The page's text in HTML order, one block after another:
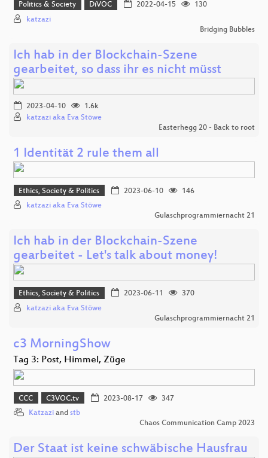
Politics & Society DiVOC 2022-04-15
130
katzazi
Bridging Bubbles
Ich hab in der Blockchain-Szene
gearbeitet, so dass ihr es nicht müsst
2023-04-10
1.6k
katzazi aka Eva Stöwe
Easterhegg 20 - Back to root
1 Identität 2 rule them all
Ethics, Society & Politics 2023-06-10
146
katzazi aka Eva Stöwe
Gulaschprogrammiernacht 21
Ich hab in der Blockchain-Szene
gearbeitet - Let's talk about money!
Ethics, Society & Politics 2023-06-11
370
katzazi aka Eva Stöwe
Gulaschprogrammiernacht 21
c3 MorningShow
Tag 3: Post, Himmel, Züge
CCC C3VOC.tv 2023-08-17
347
Katzazi and stb
Chaos Communication Camp 2023
Der Staat ist keine schwäbische Hausfrau